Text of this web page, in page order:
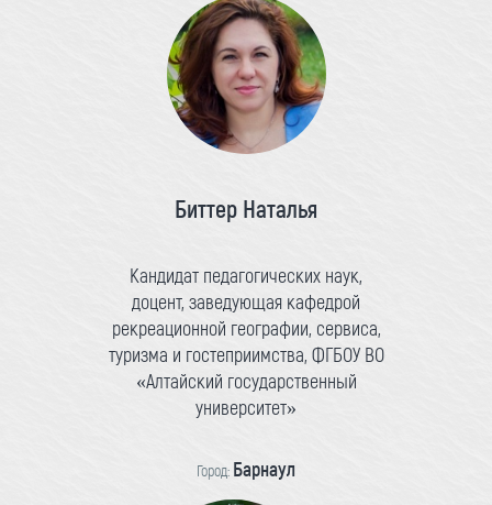
Биттер Наталья
Кандидат педагогических наук,
доцент, заведующая кафедрой
рекреационной географии, сервиса,
туризма и гостеприимства, ФГБОУ ВО
«Алтайский государственный
университет»
Город: Барнаул